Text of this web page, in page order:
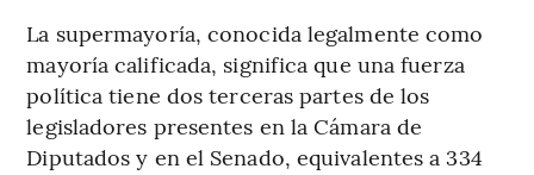
La supermayoría, conocida legalmente como
mayoría calificada, significa que una fuerza
política tiene dos terceras partes de los
legisladores presentes en la Cámara de
Diputados y en el Senado, equivalentes a 334